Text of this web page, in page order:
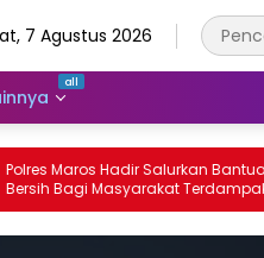
7 Agustus 2026
Hadir Salurkan Bantuan Air
Masyarakat Terdampak
Bersih Di Maros